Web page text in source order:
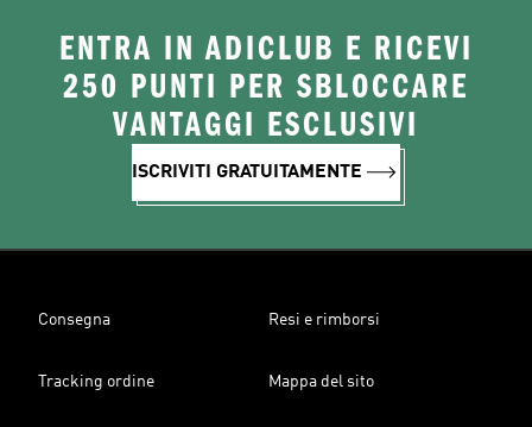
ENTRA IN ADICLUB E RICEVI
250 PUNTI PER SBLOCCARE
VANTAGGI ESCLUSIVI
ISCRIVITI GRATUITAMENTE
Consegna Resi e rimborsi
Tracking ordine Mappa del sito